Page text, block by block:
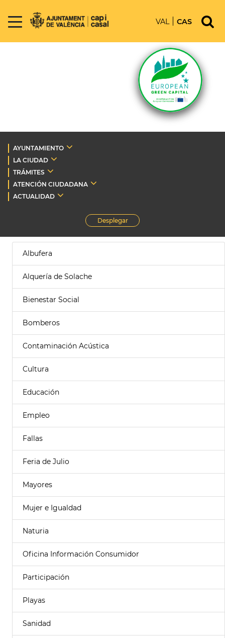
VAL CAS
AYUNTAMIENTO
LA CIUDAD
TRÁMITES
ATENCIÓN CIUDADANA
ACTUALIDAD
Desplegar
Albufera
Alquería de Solache
Bienestar Social
Bomberos
Contaminación Acústica
Cultura
Educación
Empleo
Fallas
Feria de Julio
Mayores
Mujer e Igualdad
Naturia
Oficina Información Consumidor
Participación
Playas
Sanidad